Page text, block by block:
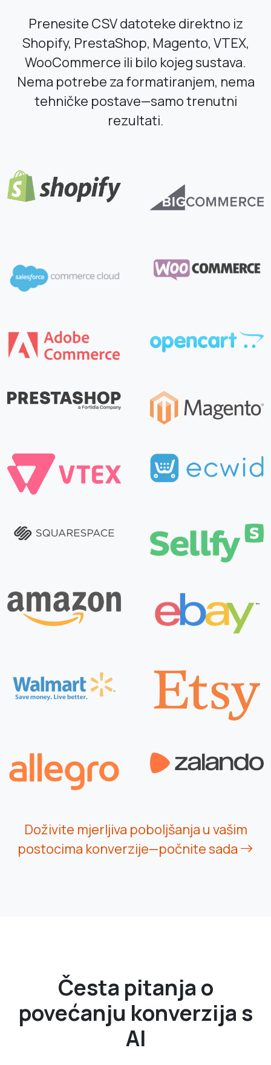
Prenesite CSV datoteke direktno iz
Shopify, PrestaShop, Magento, VTEX,
WooCommerce ili bilo kojeg sustava.
Nema potrebe za formatiranjem, nema
tehničke postave—samo trenutni
rezultati.
Doživite mjerljiva poboljšanja u vašim
postocima konverzije—počnite sada
Česta pitanja o
povećanju konverzija s
AI